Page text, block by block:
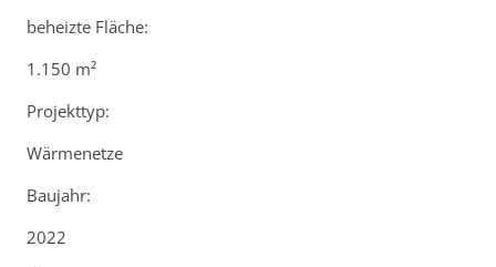
beheizte Fläche:
1.150 m²
Projekttyp:
Wärmenetze
Baujahr:
2022